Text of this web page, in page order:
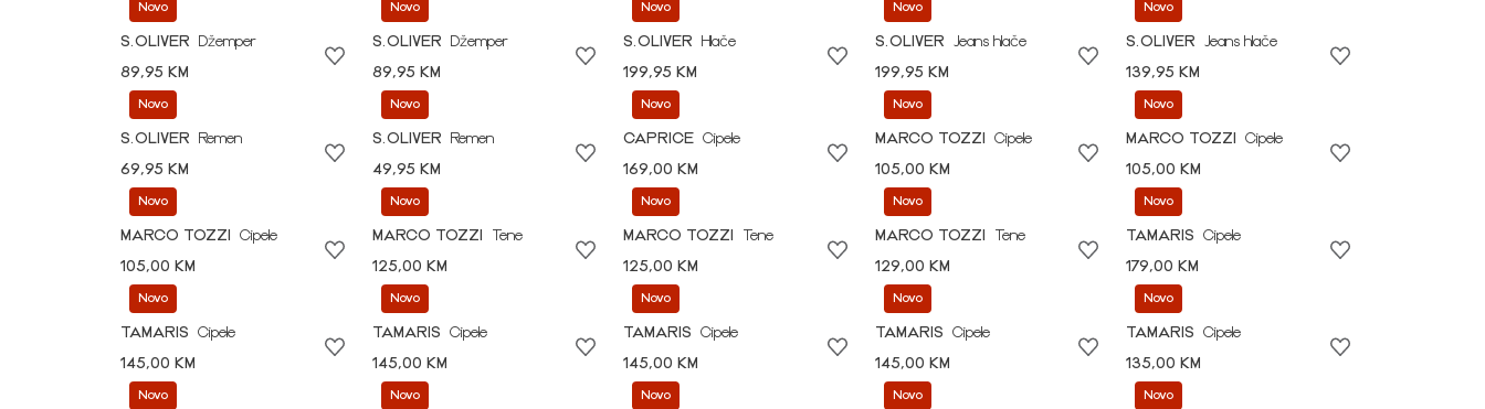
Novo
S.OLIVER
Džemper
89,95 KM
Novo
S.OLIVER
Džemper
89,95 KM
Novo
S.OLIVER
Hlače
199,95 KM
Novo
S.OLIVER
Jeans hlače
199,95 KM
Novo
S.OLIVER
Jeans hlače
139,95 KM
Novo
S.OLIVER
Remen
69,95 KM
Novo
S.OLIVER
Remen
49,95 KM
Novo
CAPRICE Cipele
169,00 KM
Novo
MARCO TOZZI
Cipele
105,00 KM
Novo
MARCO TOZZI
Cipele
105,00 KM
Novo
MARCO TOZZI
Cipele
105,00 KM
Novo
MARCO TOZZI
Tene
125,00 KM
Novo
MARCO TOZZI
Tene
125,00 KM
Novo
MARCO TOZZI
Tene
129,00 KM
Novo
TAMARIS
Cipele
179,00 KM
Novo
TAMARIS
Cipele
145,00 KM
Novo
TAMARIS
Cipele
145,00 KM
Novo
TAMARIS
Cipele
145,00 KM
Novo
TAMARIS
Cipele
145,00 KM
Novo
TAMARIS
Cipele
135,00 KM
Novo Novo Novo Novo Novo